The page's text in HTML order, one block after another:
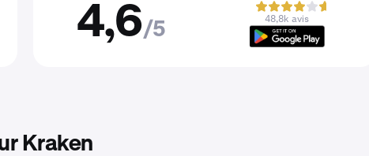
4,6/5
48,8k avis
Kraken